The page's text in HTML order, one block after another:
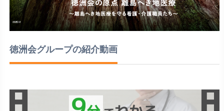
徳洲会グループの紹介動画